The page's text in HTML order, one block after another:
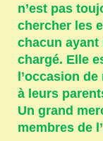
n’est pas
chercher les
chacun
chargé. Elle
l’occasion
à leurs
Un grand
membres de